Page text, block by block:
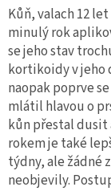
Kůň, valach 12
minulý rok
se jeho stav
kortikoidy v jeho
naopak poprve
mlátil hlavou o
kůn přestal dusit
rokem je také
týdny, ale žádné
neobjevily.